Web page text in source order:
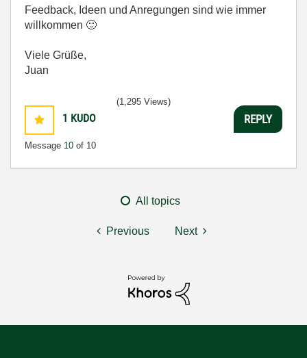
Feedback, Ideen und Anregungen sind wie immer
willkommen 🙂
Viele Grüße,
Juan
1 KUDO
Message 10 of 10
(1,295 Views)
REPLY
All topics
Previous Next